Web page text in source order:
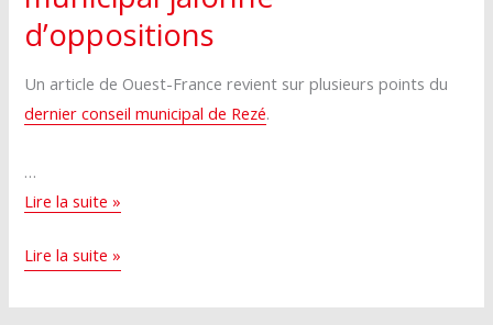
d’oppositions
Un article de Ouest-France revient sur plusieurs points du
dernier conseil municipal de Rezé.
…
À
un
Lire la suite »
À
un
Lire la suite »